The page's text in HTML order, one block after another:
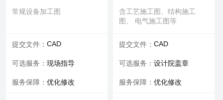
服务内容：报告书、报告表
立即购买
常规设备加工图
提交文件： CAD
可选服务： 现场指导
服务保障： 优化修改
含工艺施工图、结构施工
图、 电气施工图等
提交文件： CAD
可选服务： 设计院盖章
服务保障： 优化修改